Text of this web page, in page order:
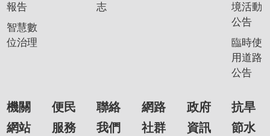
報告
智慧數
位治理
志
境活動
公告
臨時使
用道路
公告
機關
網站
便民
服務
聯絡
我們
網路
社群
政府
資訊
抗旱
節水